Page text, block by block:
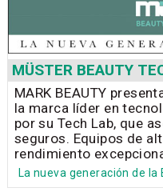
MÜSTER BEAUTY
MARK BEAUTY
la marca líder en
por su Tech Lab, que
seguros. Equipos de
rendimiento
La nueva generación de la